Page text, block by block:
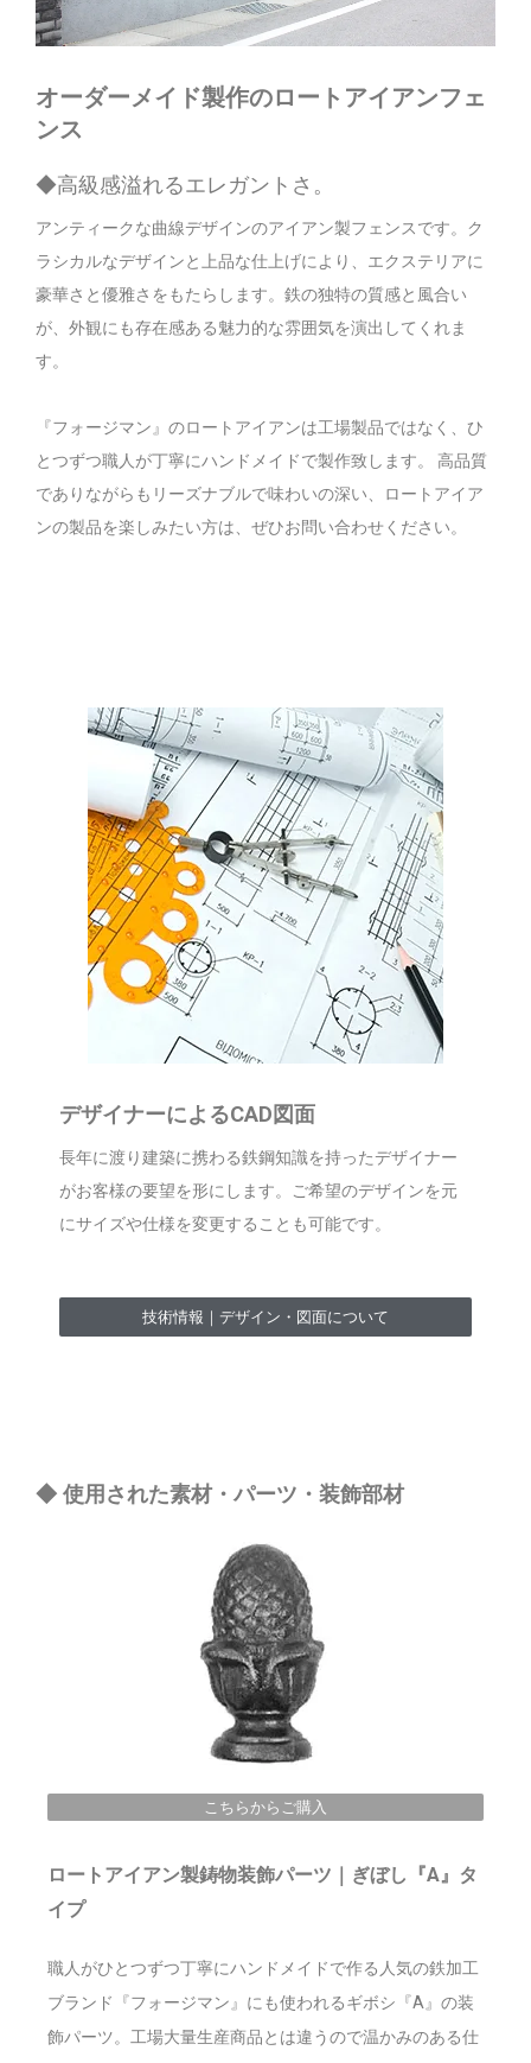
オーダーメイド製作のロートアイアンフェ
ンス
◆高級感溢れるエレガントさ。
アンティークな曲線デザインのアイアン製フェンスです。ク
ラシカルなデザインと上品な仕上げにより、エクステリアに
豪華さと優雅さをもたらします。鉄の独特の質感と風合い
が、外観にも存在感ある魅力的な雰囲気を演出してくれま
す。
『フォージマン』のロートアイアンは工場製品ではなく、ひ
とつずつ職人が丁寧にハンドメイドで製作致します。 高品質
でありながらもリーズナブルで味わいの深い、ロートアイア
ンの製品を楽しみたい方は、ぜひお問い合わせください。
デザイナーによるCAD図面
長年に渡り建築に携わる鉄鋼知識を持ったデザイナー
がお客様の要望を形にします。ご希望のデザインを元
にサイズや仕様を変更することも可能です。
技術情報｜デザイン・図面について
◆ 使用された素材・パーツ・装飾部材
こちらからご購入
ロートアイアン製鋳物装飾パーツ｜ぎぼし『A』タ
イプ
職人がひとつずつ丁寧にハンドメイドで作る人気の鉄加工
ブランド『フォージマン』にも使われるギボシ『A』の装
飾パーツ。工場大量生産商品とは違うので温かみのある仕